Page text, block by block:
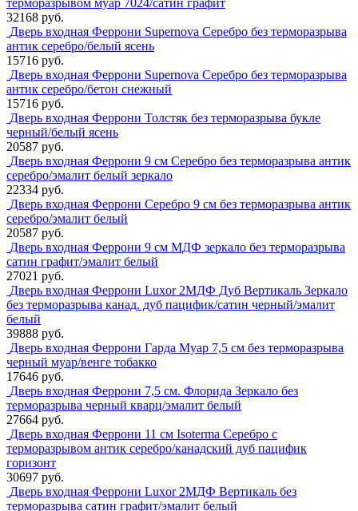
терморазрывом муар 7024/сатин графит
32168 руб.
Дверь входная Феррони Supernova Серебро без терморазрыва
антик серебро/белый ясень
15716 руб.
Дверь входная Феррони Supernova Серебро без терморазрыва
антик серебро/бетон снежный
15716 руб.
Дверь входная Феррони Толстяк без терморазрыва букле
черный/белый ясень
20587 руб.
Дверь входная Феррони 9 см Серебро без терморазрыва антик
серебро/эмалит белый зеркало
22334 руб.
Дверь входная Феррони Серебро 9 см без терморазрыва антик
серебро/эмалит белый
20587 руб.
Дверь входная Феррони 9 см МДФ зеркало без терморазрыва
сатин графит/эмалит белый
27021 руб.
Дверь входная Феррони Luxor 2МДФ Дуб Вертикаль Зеркало
без терморазрыва канад. дуб пацифик/сатин черный/эмалит
белый
39888 руб.
Дверь входная Феррони Гарда Муар 7,5 см без терморазрыва
черный муар/венге тобакко
17646 руб.
Дверь входная Феррони 7,5 см. Флорида Зеркало без
терморазрыва черный кварц/эмалит белый
27664 руб.
Дверь входная Феррони 11 см Isoterma Серебро с
терморазрывом антик серебро/канадский дуб пацифик
горизонт
30697 руб.
Дверь входная Феррони Luxor 2МДФ Вертикаль без
терморазрыва сатин графит/эмалит белый